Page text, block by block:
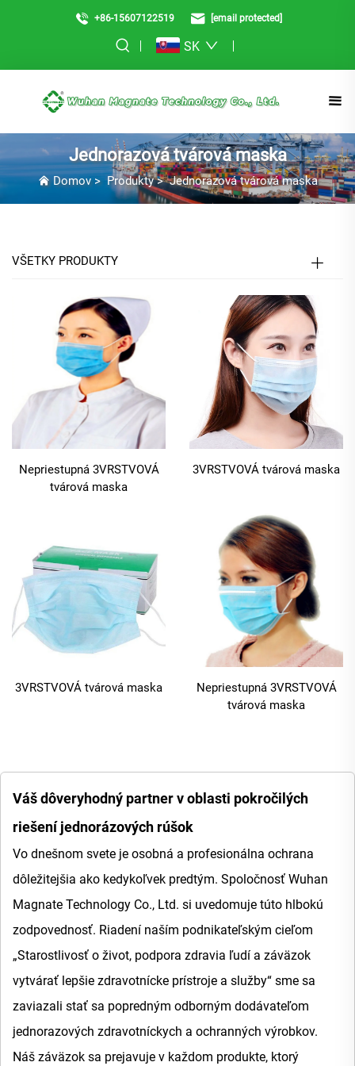
+86-15607122519 [email protected]
SK
Jednorazová tvárová maska
Domov>Produkty>Jednorazová tvárová maska
VŠETKY PRODUKTY
Nepriestupná 3VRSTVOVÁ
tvárová maska
3VRSTVOVÁ tvárová maska
3VRSTVOVÁ tvárová maska
Nepriestupná 3VRSTVOVÁ
tvárová maska
Váš dôveryhodný partner v oblasti pokročilých
riešení jednorázových rúšok
Vo dnešnom svete je osobná a profesionálna ochrana
dôležitejšia ako kedykoľvek predtým. Spoločnosť Wuhan
Magnate Technology Co., Ltd. si uvedomuje túto hlbokú
zodpovednosť. Riadení naším podnikateľským cieľom
„Starostlivosť o život, podpora zdravia ľudí a záväzok
vytvárať lepšie zdravotnícke prístroje a služby“ sme sa
zaviazali stať sa popredným odborným dodávateľom
jednorazových zdravotníckych a ochranných výrobkov.
Náš záväzok sa prejavuje v každom produkte, ktorý